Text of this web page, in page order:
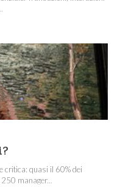
critica: quasi il 60% dei
manager...